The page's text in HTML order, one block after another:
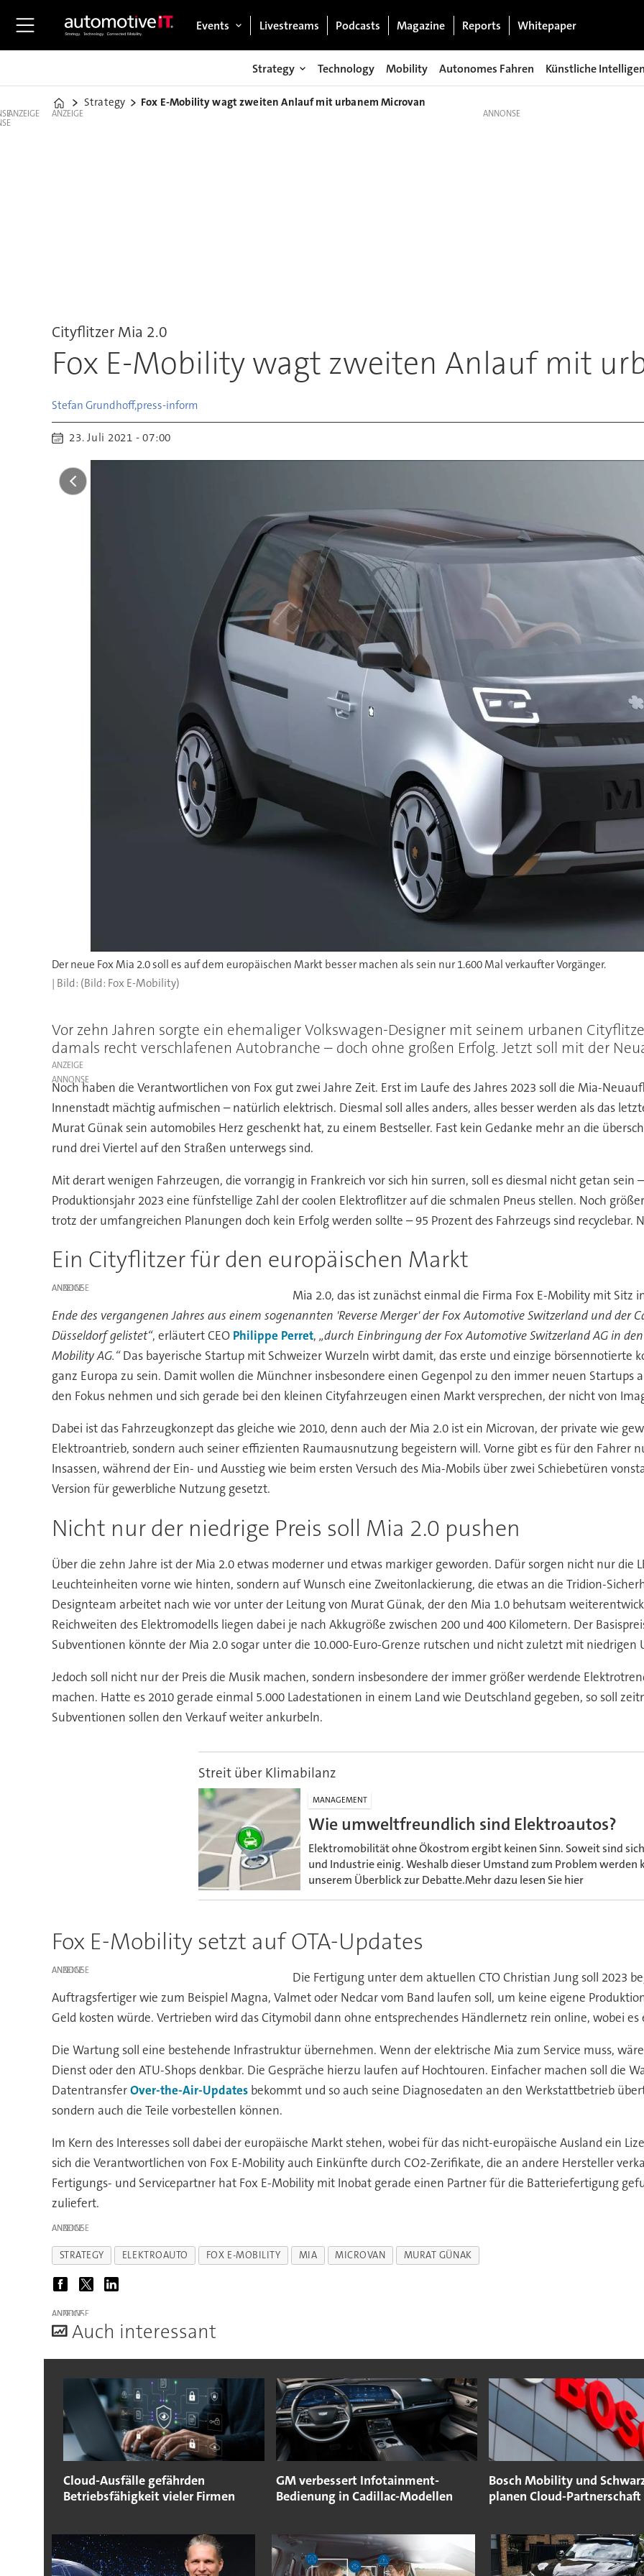
Events Livestreams Podcasts Magazine Reports Whitepaper
Strategy Technology Mobility Autonomes Fahren Künstliche
Home
Strategy Fox E-Mobility wagt zweiten Anlauf mit urbanem Microvan
ANZEIGE ANZEIGE
Cityflitzer Mia 2.0
Fox E-Mobility wagt zweiten Anlauf mit
Stefan Grundhoff,press-inform
23. Juli 2021 - 07:00
Der neue Fox Mia 2.0 soll es auf dem europäischen Markt besser machen als sein nur 1.600 Mal verkaufter Vorgänger.
(Bild: Fox E-Mobility)
Vor zehn Jahren sorgte ein ehemaliger Volkswagen-Designer mit seinem urbanen
damals recht verschlafenen Autobranche – doch ohne großen Erfolg. Jetzt soll mit der
ANZEIGE
Noch haben die Verantwortlichen von Fox gut zwei Jahre Zeit. Erst im Laufe des Jahres 2023 soll die Mia-
Innenstadt mächtig aufmischen – natürlich elektrisch. Diesmal soll alles anders, alles besser werden als das
Murat Günak sein automobiles Herz geschenkt hat, zu einem Bestseller. Fast kein Gedanke mehr an die
rund drei Viertel auf den Straßen unterwegs sind.
Mit derart wenigen Fahrzeugen, die vorrangig in Frankreich vor sich hin surren, soll es diesmal nicht getan
Produktionsjahr 2023 eine fünfstellige Zahl der coolen Elektroflitzer auf die schmalen Pneus stellen. Noch
trotz der umfangreichen Planungen doch kein Erfolg werden sollte – 95 Prozent des Fahrzeugs sind recyclebar.
Ein Cityflitzer für den europäischen Markt
ANZEIGE Mia 2.0, das ist zunächst einmal die Firma Fox E-Mobility mit Sitz
Ende des vergangenen Jahres aus einem sogenannten 'Reverse Merger' der Fox Automotive Switzerland und der
Düsseldorf gelistet“, erläutert CEO Philippe Perret, „durch Einbringung der Fox Automotive Switzerland AG in
Mobility AG.“Das bayerische Startup mit Schweizer Wurzeln wirbt damit, das erste und einzige börsennotierte
ganz Europa zu sein. Damit wollen die Münchner insbesondere einen Gegenpol zu den immer neuen Startups
den Fokus nehmen und sich gerade bei den kleinen Cityfahrzeugen einen Markt versprechen, der nicht von
Dabei ist das Fahrzeugkonzept das gleiche wie 2010, denn auch der Mia 2.0 ist ein Microvan, der private wie
Elektroantrieb, sondern auch seiner effizienten Raumausnutzung begeistern will. Vorne gibt es für den Fahrer
Insassen, während der Ein- und Ausstieg wie beim ersten Versuch des Mia-Mobils über zwei Schiebetüren
Version für gewerbliche Nutzung gesetzt.
Nicht nur der niedrige Preis soll Mia 2.0 pushen
Über die zehn Jahre ist der Mia 2.0 etwas moderner und etwas markiger geworden. Dafür sorgen nicht nur die
Leuchteinheiten vorne wie hinten, sondern auf Wunsch eine Zweitonlackierung, die etwas an die Tridion-
Designteam arbeitet nach wie vor unter der Leitung von Murat Günak, der den Mia 1.0 behutsam
Reichweiten des Elektromodells liegen dabei je nach Akkugröße zwischen 200 und 400 Kilometern. Der
Subventionen könnte der Mia 2.0 sogar unter die 10.000-Euro-Grenze rutschen und nicht zuletzt mit
Jedoch soll nicht nur der Preis die Musik machen, sondern insbesondere der immer größer werdende
machen. Hatte es 2010 gerade einmal 5.000 Ladestationen in einem Land wie Deutschland gegeben, so soll
Subventionen sollen den Verkauf weiter ankurbeln.
Streit über Klimabilanz
MANAGEMENT
Wie umweltfreundlich sind Elektroautos?
Elektromobilität ohne Ökostrom ergibt keinen Sinn. Soweit sind
und Industrie einig. Weshalb dieser Umstand zum Problem werden
unserem Überblick zur Debatte.Mehr dazu lesen Sie hier
Fox E-Mobility setzt auf OTA-Updates
ANZEIGE
Die Fertigung unter dem aktuellen CTO Christian Jung soll 2023
Auftragsfertiger wie zum Beispiel Magna, Valmet oder Nedcar vom Band laufen soll, um keine eigene
Geld kosten würde. Vertrieben wird das Citymobil dann ohne entsprechendes Händlernetz rein online, wobei
Die Wartung soll eine bestehende Infrastruktur übernehmen. Wenn der elektrische Mia zum Service muss,
Dienst oder den ATU-Shops denkbar. Die Gespräche hierzu laufen auf Hochtouren. Einfacher machen soll die
DatentransferOver-the-Air-Updatesbekommt und so auch seine Diagnosedaten an den Werkstattbetrieb
sondern auch die Teile vorbestellen können.
Im Kern des Interesses soll dabei der europäische Markt stehen, wobei für das nicht-europäische Ausland ein
sich die Verantwortlichen von Fox E-Mobility auch Einkünfte durch CO2-Zerifikate, die an andere Hersteller
Fertigungs- und Servicepartner hat Fox E-Mobility mit Inobat gerade einen Partner für die Batteriefertigung
zuliefert.
ANZEIGE
STRATEGY ELEKTROAUTO FOX E-MOBILITY MIA MICROVAN MURAT GÜNAK
ANZEIGE
Auch interessant
Cloud-Ausfälle gefährden
Betriebsfähigkeit vieler Firmen
GM verbessert Infotainment-
Bedienung in Cadillac-Modellen
Bosch Mobility und
planen Cloud-Partnerschaft